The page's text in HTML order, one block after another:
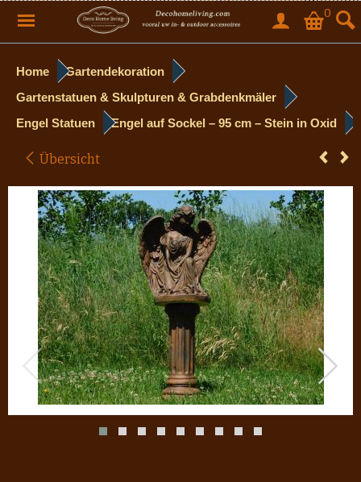
0
Home
Gartendekoration
Gartenstatuen & Skulpturen & Grabdenkmäler
Engel Statuen
Engel auf Sockel – 95 cm – Stein in Oxid
Übersicht